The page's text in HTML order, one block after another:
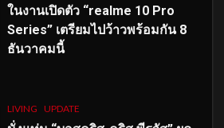
ในงานเปิดตัว “realme 10 Pro
Series” เตรียมไปว้าวพร้อมกัน 8
ธันวาคมนี้
LIVING UPDATE